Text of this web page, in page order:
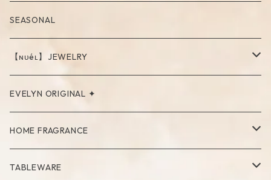
SEASONAL
【ɴᴜéʟ】JEWELRY
PIERCE
NECKLACE
RING
EVELYN ORIGINAL ✦
HOME FRAGRANCE
Palo Santo
TABLEWARE